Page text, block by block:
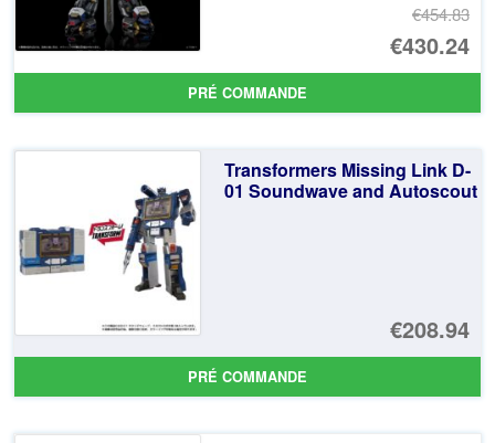
€454.83
Le
€430.24
Le
PRÉ COMMANDE
Transformers Missing Link D-
01 Soundwave and Autoscout
€208.94
PRÉ COMMANDE